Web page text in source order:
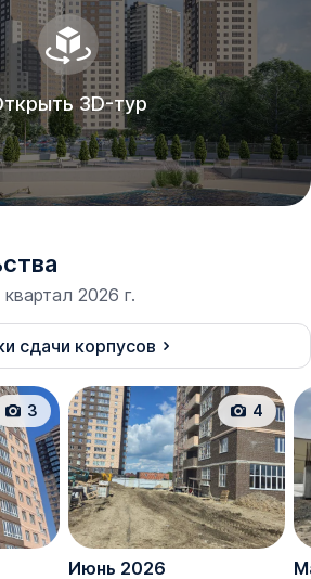
3D-тур
квартал 2026 г.
сдачи корпусов
3 4
Июнь 2026